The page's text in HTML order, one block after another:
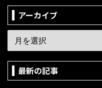
アーカイブ
最新の記事